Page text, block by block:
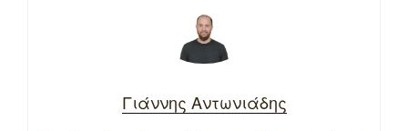
Γιάννης Αντωνιάδης